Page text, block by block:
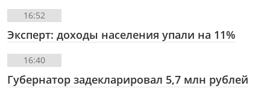
16:52
Эксперт: доходы населения упали на 11%
16:40
Губернатор задекларировал 5,7 млн рублей